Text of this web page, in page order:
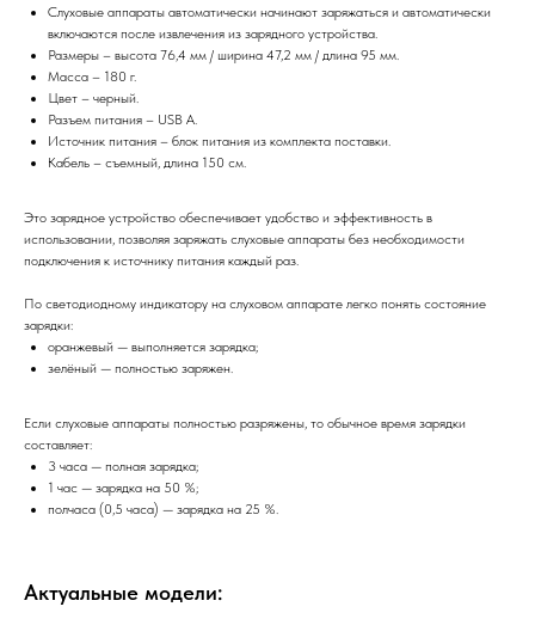
Слуховые аппараты автоматически начинают заряжаться и автоматически
включаются после извлечения из зарядного устройства.
Размеры – высота 76,4 мм / ширина 47,2 мм / длина 95 мм.
Масса – 180 г.
Цвет – черный.
Разъем питания – USB A.
Источник питания – блок питания из комплекта поставки.
Кабель – съемный, длина 150 см.
Это зарядное устройство обеспечивает удобство и эффективность в
использовании, позволяя заряжать слуховые аппараты без необходимости
подключения к источнику питания каждый раз.
По светодиодному индикатору на слуховом аппарате легко понять состояние
зарядки:
оранжевый — выполняется зарядка;
зелёный — полностью заряжен.
Если слуховые аппараты полностью разряжены, то обычное время зарядки
составляет:
3 часа — полная зарядка;
1 час — зарядка на 50 %;
полчаса (0,5 часа) — зарядка на 25 %.
Актуальные модели: